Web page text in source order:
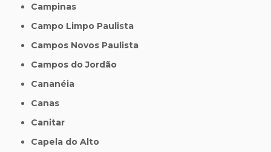
Campinas
Campo Limpo Paulista
Campos Novos Paulista
Campos do Jordão
Cananéia
Canas
Canitar
Capela do Alto